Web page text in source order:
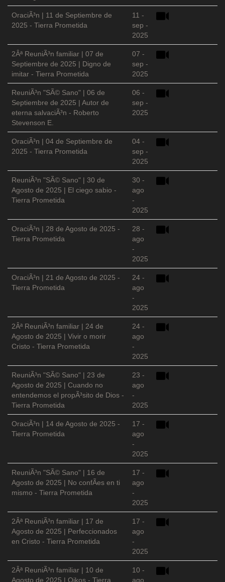
OraciÃ³n | 11 de Septiembre de
2025 - Tierra Prometida
11 -
sep -
2025
2Âª ReuniÃ³n familiar | 07 de
Septiembre de 2025 | Digno de
imitar - Tierra Prometida
07 -
sep -
2025
ReuniÃ³n "SÃ© Sano" | 06 de
Septiembre de 2025 | Autor de
eterna salvaciÃ³n - Roberto
Stevenson E.
06 -
sep -
2025
OraciÃ³n | 04 de Septiembre de
2025 - Tierra Prometida
04 -
sep -
2025
ReuniÃ³n "SÃ© Sano" | 30 de
Agosto de 2025 | El ciego sabio -
Tierra Prometida
30 -
ago
-
2025
OraciÃ³n | 28 de Agosto de 2025 -
Tierra Prometida
28 -
ago
-
2025
OraciÃ³n | 21 de Agosto de 2025 -
Tierra Prometida
24 -
ago
-
2025
2Âª ReuniÃ³n familiar | 24 de
Agosto de 2025 | Vivir o morir
Cristo - Tierra Prometida
24 -
ago
-
2025
ReuniÃ³n "SÃ© Sano" | 23 de
Agosto de 2025 | Cuando no
entendemos el propÃ³sito de Dios -
Tierra Prometida
23 -
ago
-
2025
OraciÃ³n | 14 de Agosto de 2025 -
Tierra Prometida
17 -
ago
-
2025
ReuniÃ³n "SÃ© Sano" | 16 de
Agosto de 2025 | No confÃ­es en ti
mismo - Tierra Prometida
17 -
ago
-
2025
2Âª ReuniÃ³n familiar | 17 de
Agosto de 2025 | Perfeccionados
en Cristo - Tierra Prometida
17 -
ago
-
2025
2Âª ReuniÃ³n familiar | 10 de
Agosto de 2025 | Oikos - Tierra
10 -
ago